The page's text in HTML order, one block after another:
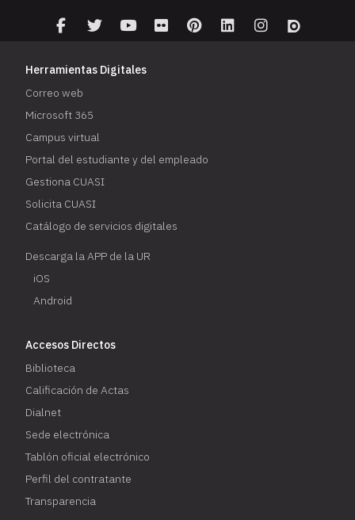
Herramientas Digitales
Correo web
Microsoft 365
Campus virtual
Portal del estudiante y del empleado
Gestiona CUASI
Solicita CUASI
Catálogo de servicios digitales
Descarga la APP de la UR
iOS
Android
Accesos Directos
Biblioteca
Calificación de Actas
Dialnet
Sede electrónica
Tablón oficial electrónico
Perfil del contratante
Transparencia